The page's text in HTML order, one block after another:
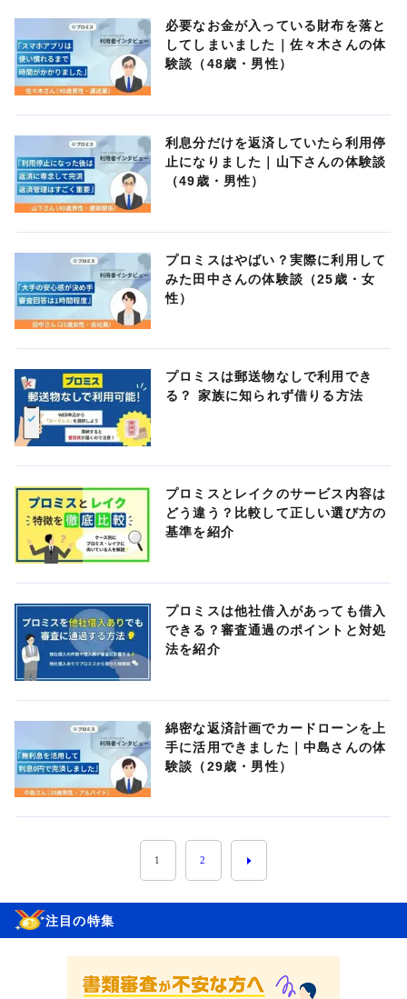
必要なお金が入っている財布を落と
してしまいました｜佐々木さんの体
験談（48歳・男性）
利息分だけを返済していたら利用停
止になりました｜山下さんの体験談
（49歳・男性）
プロミスはやばい？実際に利用して
みた田中さんの体験談（25歳・女
性）
プロミスは郵送物なしで利用でき
る？ 家族に知られず借りる方法
プロミスとレイクのサービス内容は
どう違う？比較して正しい選び方の
基準を紹介
プロミスは他社借入があっても借入
できる？審査通過のポイントと対処
法を紹介
綿密な返済計画でカードローンを上
手に活用できました｜中島さんの体
験談（29歳・男性）
1 2
注目の特集